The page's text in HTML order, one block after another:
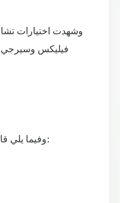
وشهدت اختيارات
فيليكس وسيرجي
وفيما يلي قائمة برشلونة كاملة لمباراة نابولي: